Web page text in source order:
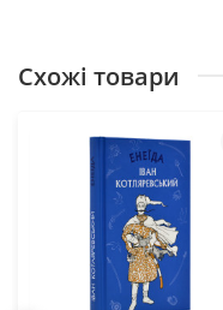
Схожі товари